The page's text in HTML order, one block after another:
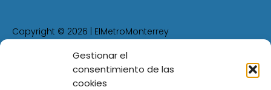
Gestionar el
consentimiento de las
cookies
Copyright © 2026 | ElMetroMonterrey
Política de Privacidad